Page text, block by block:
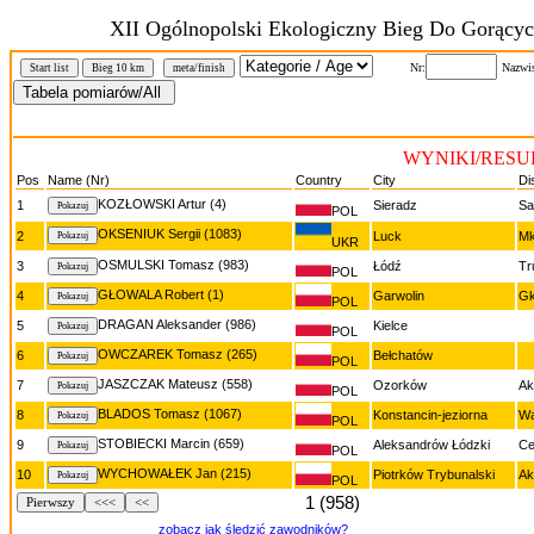
XII Ogólnopolski Ekologiczny Bieg Do
Start list Bieg 10 km meta/finish Nr:
WYNIKI/
Pos Name (Nr) Country City
1
KOZŁOWSKI Artur (4) POL Sieradz
2 OKSENIUK Sergii (1083)
UKR Luck
3 OSMULSKI Tomasz (983) POL Łódź
4 GŁOWALA Robert (1) POL Garwolin
5 DRAGAN Aleksander (986) POL Kielce
6 OWCZAREK Tomasz (265) POL Bełchatów
7 JASZCZAK Mateusz (558) POL Ozorków
8 BLADOS Tomasz (1067) POL Konstancin-jeziorna
9 STOBIECKI Marcin (659) POL Aleksandrów Łódzki
10 WYCHOWAŁEK Jan (215) POL Piotrków Trybunalski
Pierwszy <<< << 1 (958)
zobacz jak śledzić zawodników?